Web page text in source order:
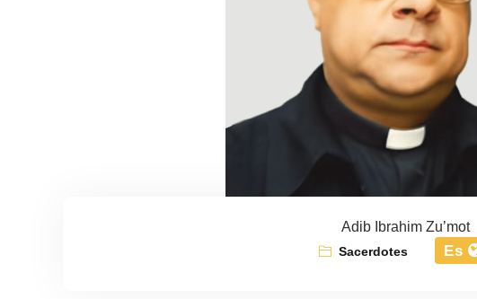
Adib Ibrahim Zu’mot
Sacerdotes Es